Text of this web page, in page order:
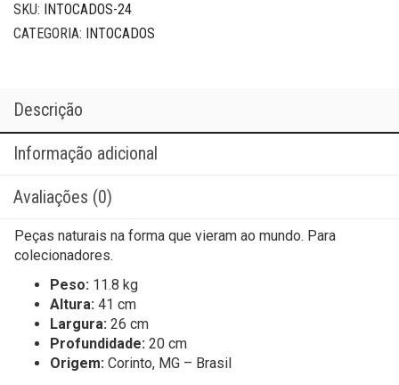
SKU: INTOCADOS-24
CATEGORIA: INTOCADOS
Descrição
Informação adicional
Avaliações (0)
Peças naturais na forma que vieram ao mundo. Para
colecionadores.
Peso: 11.8 kg
Altura: 41 cm
Largura: 26 cm
Profundidade: 20 cm
Origem: Corinto, MG – Brasil